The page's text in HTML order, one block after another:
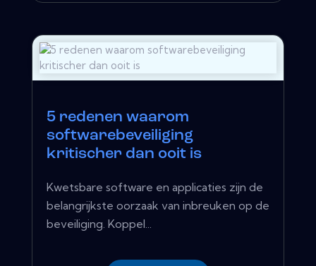
5 redenen waarom
softwarebeveiliging
kritischer dan ooit is
Kwetsbare software en applicaties zijn de
belangrijkste oorzaak van inbreuken op de
beveiliging. Koppel...